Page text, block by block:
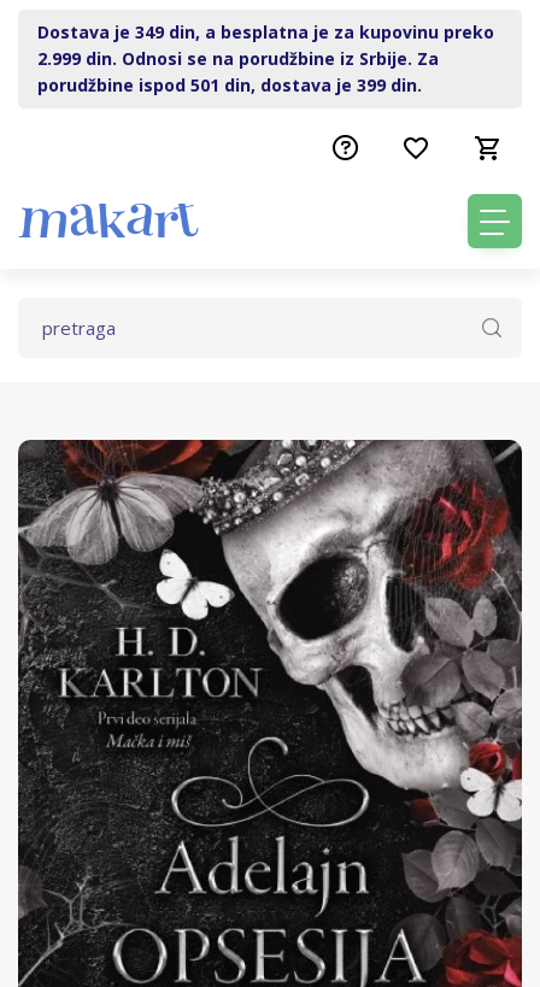
Dostava je 349 din, a besplatna je za kupovinu preko
2.999 din. Odnosi se na porudžbine iz Srbije. Za
porudžbine ispod 501 din, dostava je 399 din.